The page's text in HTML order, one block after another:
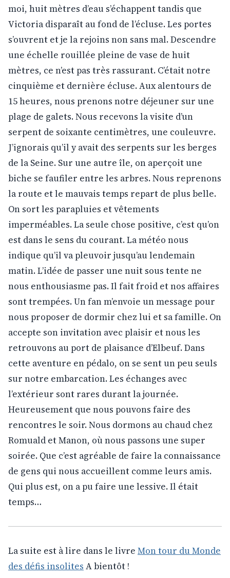
moi, huit mètres d’eau s’échappent tandis que
Victoria disparaît au fond de l’écluse. Les portes
s’ouvrent et je la rejoins non sans mal. Descendre
une échelle rouillée pleine de vase de huit
mètres, ce n’est pas très rassurant. C’était notre
cinquième et dernière écluse. Aux alentours de
15 heures, nous prenons notre déjeuner sur une
plage de galets. Nous recevons la visite d’un
serpent de soixante centimètres, une couleuvre.
J’ignorais qu’il y avait des serpents sur les berges
de la Seine. Sur une autre île, on aperçoit une
biche se faufiler entre les arbres. Nous reprenons
la route et le mauvais temps repart de plus belle.
On sort les parapluies et vêtements
imperméables. La seule chose positive, c’est qu’on
est dans le sens du courant. La météo nous
indique qu’il va pleuvoir jusqu’au lendemain
matin. L’idée de passer une nuit sous tente ne
nous enthousiasme pas. Il fait froid et nos affaires
sont trempées. Un fan m’envoie un message pour
nous proposer de dormir chez lui et sa famille. On
accepte son invitation avec plaisir et nous les
retrouvons au port de plaisance d’Elbeuf. Dans
cette aventure en pédalo, on se sent un peu seuls
sur notre embarcation. Les échanges avec
l’extérieur sont rares durant la journée.
Heureusement que nous pouvons faire des
rencontres le soir. Nous dormons au chaud chez
Romuald et Manon, où nous passons une super
soirée. Que c’est agréable de faire la connaissance
de gens qui nous accueillent comme leurs amis.
Qui plus est, on a pu faire une lessive. Il était
temps…
La suite est à lire dans le livre Mon tour du Monde
des défis insolites A bientôt !